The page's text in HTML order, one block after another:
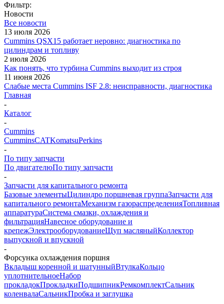
Фильтр:
Новости
Все новости
13 июля 2026
Cummins QSX15 работает неровно: диагностика по
цилиндрам и топливу
2 июля 2026
Как понять, что турбина Cummins выходит из строя
11 июня 2026
Слабые места Cummins ISF 2.8: неисправности, диагностика
Главная
-
Каталог
-
Cummins
CumminsCATKomatsuPerkins
-
По типу запчасти
По двигателюПо типу запчасти
-
Запчасти для капитального ремонта
Базовые элементыЦилиндро поршневая группаЗапчасти для
капитального ремонтаМеханизм газораспределенияТопливная
аппаратураСистема смазки, охлаждения и
фильтрацияНавесное оборудование и
крепежЭлектрооборудованиеЩуп масляныйКоллектор
выпускной и впускной
-
Форсунка охлаждения поршня
Вкладыш коренной и шатунныйВтулкаКольцо
уплотнительноеНабор
прокладокПрокладкиПодшипникРемкомплектСальник
коленвалаСальникПробка и заглушка